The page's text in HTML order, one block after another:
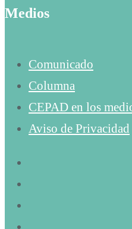
Medios
Comunicado
Columna
CEPAD en los
Aviso de Privacidad